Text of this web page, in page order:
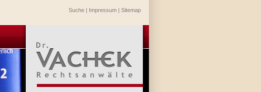
Suche| Impressum| Sitemap